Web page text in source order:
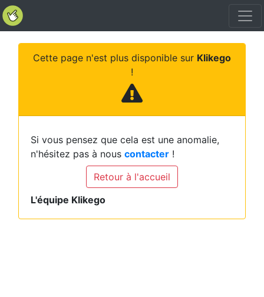
Cette page n'est plus disponible sur Klikego
!
Si vous pensez que cela est une anomalie,
n'hésitez pas à nous contacter !
Retour à l'accueil
L'équipe Klikego